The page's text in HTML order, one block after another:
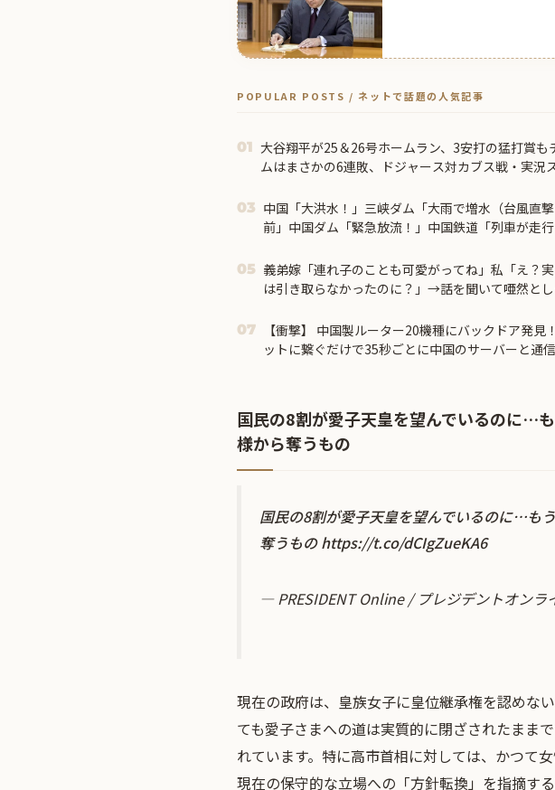
POPULAR POSTS / ネットで話題の人気記事
01 大谷翔平が25＆26号ホームラン、3安打の猛打賞も
ムはまさかの6連敗、ドジャース対カブス戦・実況
03 中国「大洪水！」三峡ダム「大雨で増水（台風直撃
前」中国ダム「緊急放流！」中国鉄道「列車が走
勢力「え」→
05 義弟嫁「連れ子のことも可愛がってね」私「え？
は引き取らなかったのに？」→話を聞いて唖然と
07
【衝撃】 中国製ルーター20機種にバックドア発見
ットに繋ぐだけで35秒ごとに中国のサーバーと通信
国民の8割が愛子天皇を望んでいるのに…
様から奪うもの
国民の8割が愛子天皇を望んでいるのに…も
奪うものhttps://t.co/dCIgZueKA6
— PRESIDENT Online / プレジデントオンラ
現在の政府は、皇族女子に皇位継承権を認めな
ても愛子さまへの道は実質的に閉ざされたまま
れています。特に高市首相に対しては、かつて
現在の保守的な立場への「方針転換」を指摘する